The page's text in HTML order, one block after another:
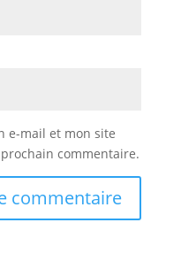
e-mail et mon site
commentaire.